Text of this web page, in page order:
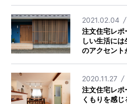
2021.02.04
注文住宅レポ
しい生活に
のアクセント
2020.11.27
注文住宅レ
くもりを感じ